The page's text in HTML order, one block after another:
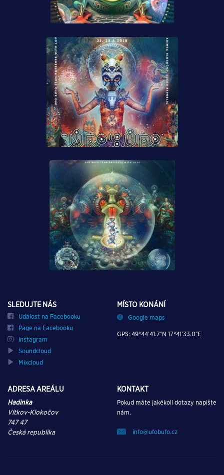
SLEDUJTE NÁS
Událost na Facebooku
Page na Facebooku
Instagram
Soundcloud
Mixcloud
MÍSTO KONÁNÍ
Google maps
GPS: 49°44’41.7″N 17°41’33.0″E
ADRESA AREÁLU
Hadinka
Vítkov-Klokočov
747 47
Česká republika
KONTAKT
Pokud máte jakékoli dotazy napište
nám.
info@ufobufo.cz